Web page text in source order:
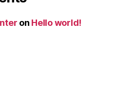
on Hello world!